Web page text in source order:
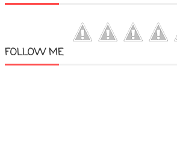
FOLLOW ME